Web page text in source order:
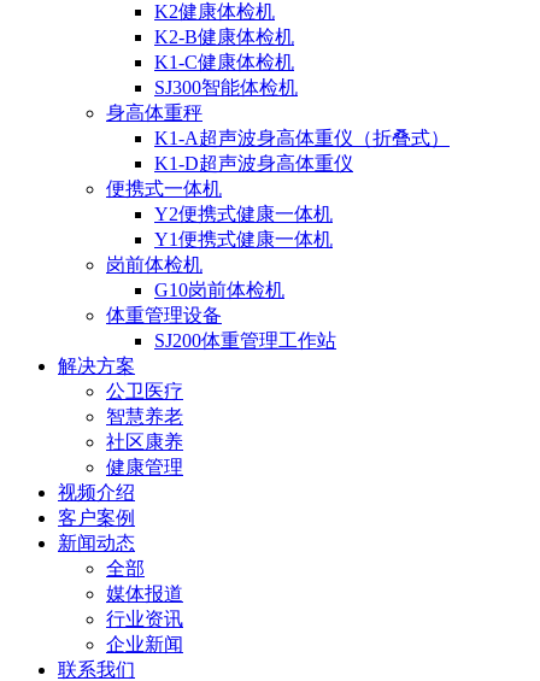
K2健康体检机
K2-B健康体检机
K1-C健康体检机
SJ300智能体检机
身高体重秤
K1-A超声波身高体重仪（折叠式）
K1-D超声波身高体重仪
便携式一体机
Y2便携式健康一体机
Y1便携式健康一体机
岗前体检机
G10岗前体检机
体重管理设备
SJ200体重管理工作站
解决方案
公卫医疗
智慧养老
社区康养
健康管理
视频介绍
客户案例
新闻动态
全部
媒体报道
行业资讯
企业新闻
联系我们